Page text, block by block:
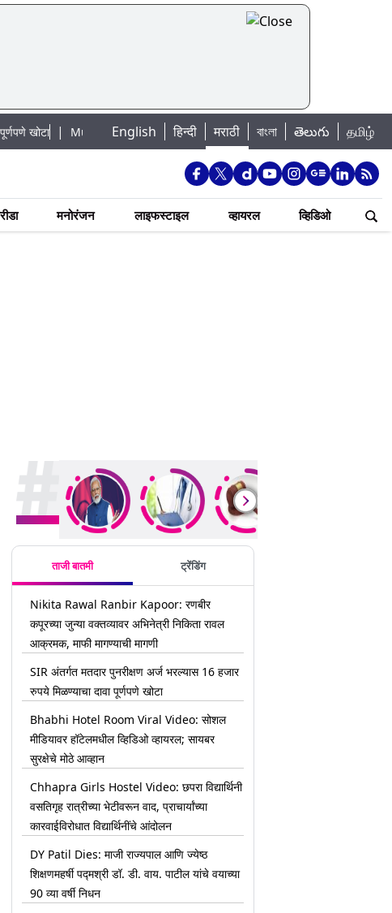
Mumbai Lake Water Levels: मुंबई पाणीपुरवठा अपडेट: शहरातील 7 तलावांमधील
English हिन्दी मराठी বাংলা తెలుగు தமிழ்
मनोरंजन लाइफस्टाइल व्हायरल व्हिडिओ
ताजी बातमी ट्रेंडिंग
Nikita Rawal Ranbir Kapoor: रणबीर
कपूरच्या जुन्या वक्तव्यावर अभिनेत्री निकिता रावल
आक्रमक, माफी मागण्याची मागणी
SIR अंतर्गत मतदार पुनरीक्षण अर्ज भरल्यास 16 हजार
रुपये मिळण्याचा दावा पूर्णपणे खोटा
Bhabhi Hotel Room Viral Video: सोशल
मीडियावर हॉटेलमधील व्हिडिओ व्हायरल; सायबर
सुरक्षेचे मोठे आव्हान
Chhapra Girls Hostel Video: छपरा विद्यार्थिनी
वसतिगृह रात्रीच्या भेटीवरून वाद, प्राचार्यांच्या
कारवाईविरोधात विद्यार्थिनींचे आंदोलन
DY Patil Dies: माजी राज्यपाल आणि ज्येष्ठ
शिक्षणमहर्षी पद्मश्री डॉ. डी. वाय. पाटील यांचे वयाच्या
90 व्या वर्षी निधन